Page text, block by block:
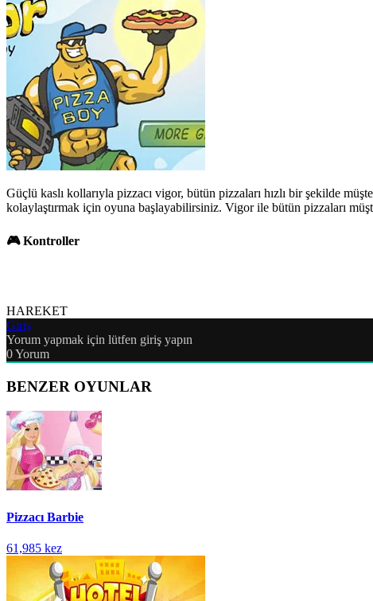
Güçlü kaslı kollarıyla pizzacı vigor, bütün pizzaları hızlı bir şekilde
kolaylaştırmak için oyuna başlayabilirsiniz. Vigor ile bütün pizzaları
🎮 Kontroller
HAREKET
Giriş
Yorum yapmak için lütfen giriş yapın
0Yorum
BENZER OYUNLAR
Pizzacı Barbie
61,985 kez